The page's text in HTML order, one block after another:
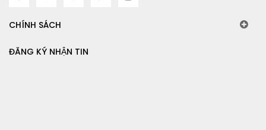
CHÍNH SÁCH
ĐĂNG KÝ NHẬN TIN